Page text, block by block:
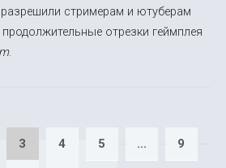
разрешили стримерам и ютуберам
отрезки геймплея
.
3 4 5 ... 9